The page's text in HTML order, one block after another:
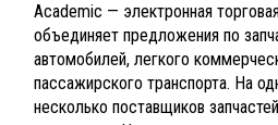
Academic — электронная
объединяет предложения по
автомобилей, легкого
пассажирского транспорта. На
несколько поставщиков